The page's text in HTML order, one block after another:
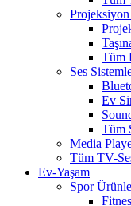
Tüm
Ses
Ev
Tüm
Media
Tüm TV-
Ev-Yaşam
Spor